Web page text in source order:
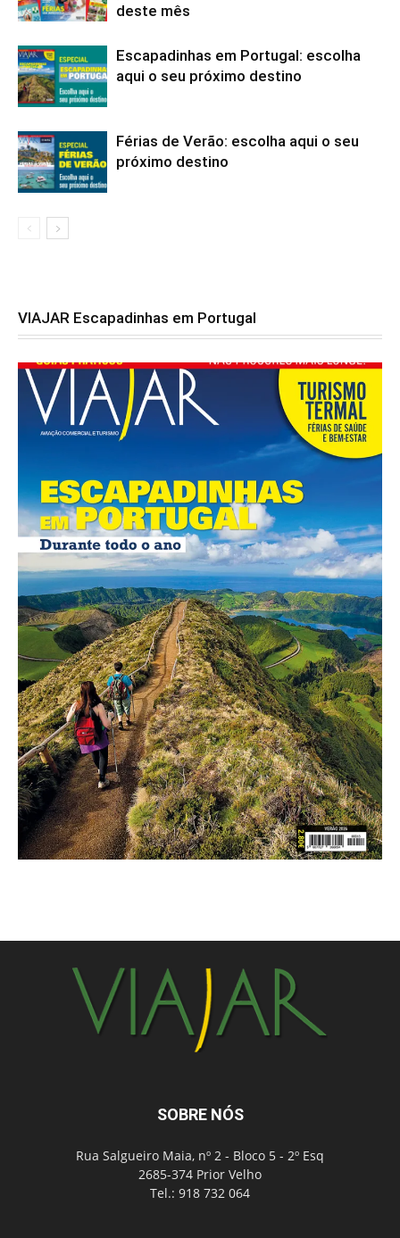
deste mês
Escapadinhas em Portugal: escolha
aqui o seu próximo destino
Férias de Verão: escolha aqui o seu
próximo destino
VIAJAR Escapadinhas em Portugal
SOBRE NÓS
Rua Salgueiro Maia, nº 2 - Bloco 5 - 2º Esq
2685-374 Prior Velho
Tel.: 918 732 064